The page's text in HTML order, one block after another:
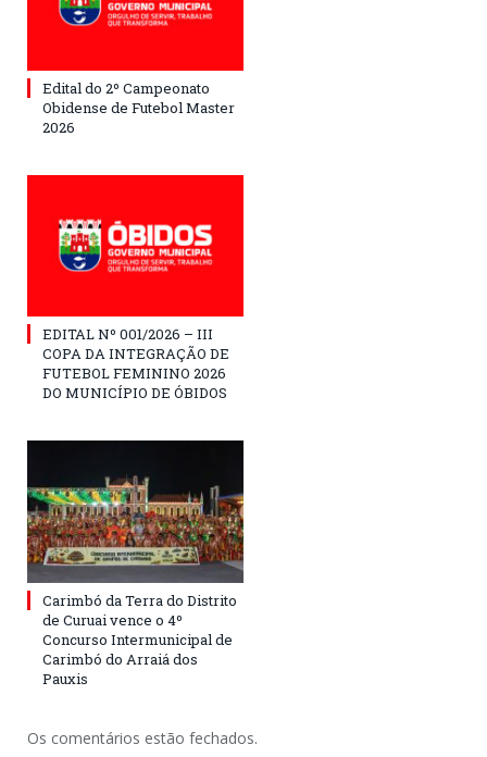
Edital do 2º Campeonato
Obidense de Futebol Master
2026
EDITAL Nº 001/2026 – III
COPA DA INTEGRAÇÃO DE
FUTEBOL FEMININO 2026
DO MUNICÍPIO DE ÓBIDOS
Carimbó da Terra do Distrito
de Curuai vence o 4º
Concurso Intermunicipal de
Carimbó do Arraiá dos
Pauxis
Os comentários estão fechados.